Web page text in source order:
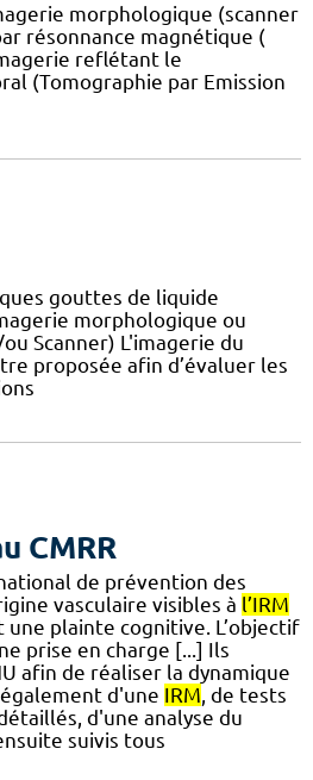
morphologique (scanner
résonnance magnétique (
reflétant le
(Tomographie par Emission
gouttes de liquide
morphologique ou
Scanner) L'imagerie du
proposée afin d’évaluer les
CMRR
national de prévention des
vasculaire visibles à l’IRM
une plainte cognitive. L’objectif
prise en charge [...] Ils
afin de réaliser la dynamique
d'une IRM , de tests
d'une analyse du
suivis tous